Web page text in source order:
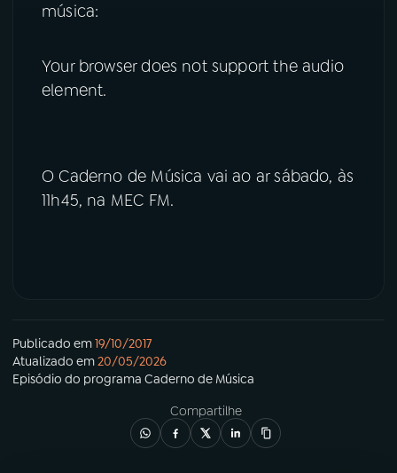
música:
Your browser does not support the audio
element.
O Caderno de Música vai ao ar sábado, às
11h45, na MEC FM.
Publicado em19/10/2017
Atualizado em20/05/2026
Episódio do programa Caderno de Música
Compartilhe